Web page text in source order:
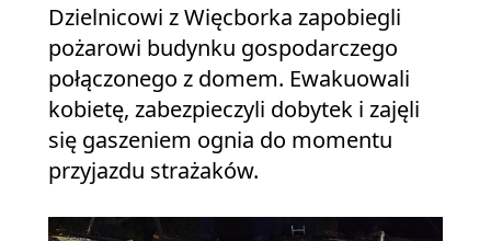
Dzielnicowi z Więcborka zapobiegli
pożarowi budynku gospodarczego
połączonego z domem. Ewakuowali
kobietę, zabezpieczyli dobytek i zajęli
się gaszeniem ognia do momentu
przyjazdu strażaków.